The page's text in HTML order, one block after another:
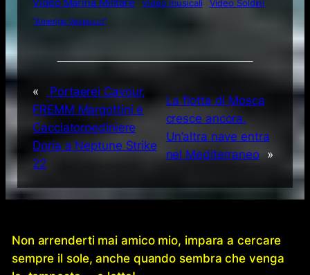
Video Marina Militare Video musicali
Video Soldini
“Amerigo Vespucci”
«
Portaerei Cavour,
FREMM Margottini e
Cacciatorpediniere
Doria a Neptune Strike
22
La flotta di Mosca
cresce ancora.
Un’altra nave entra
nel Mediterraneo
»
Non arrenderti mai amico mio, impara a cercare
sempre il sole, anche quando sembra che venga